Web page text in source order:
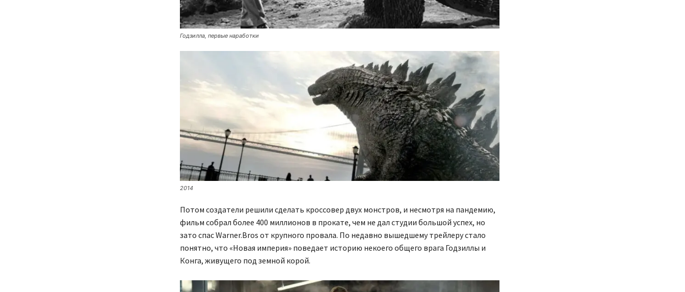
Годзилла, первые наработки
2014
Потом создатели решили сделать кроссовер двух монстров, и несмотря на пандемию,
фильм собрал более 400 миллионов в прокате, чем не дал студии большой успех, но
зато спас Warner.Bros от крупного провала. По недавно вышедшему трейлеру стало
понятно, что «Новая империя» поведает историю некоего общего врага Годзиллы и
Конга, живущего под земной корой.